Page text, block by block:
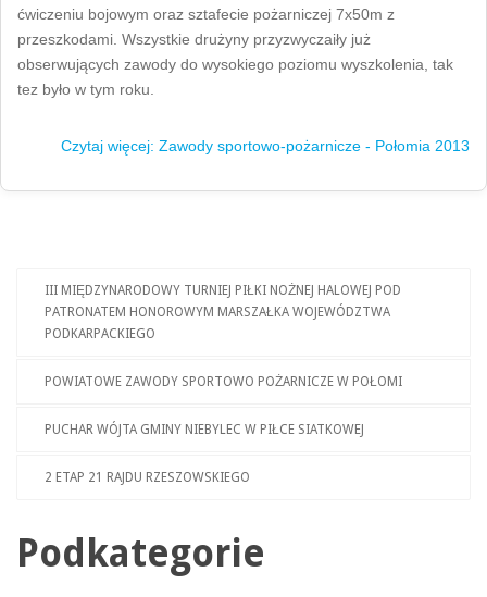
ćwiczeniu bojowym oraz sztafecie pożarniczej 7x50m z
przeszkodami. Wszystkie drużyny przyzwyczaiły już
obserwujących zawody do wysokiego poziomu wyszkolenia, tak
tez było w tym roku.
Czytaj więcej: Zawody sportowo-pożarnicze - Połomia 2013
III MIĘDZYNARODOWY TURNIEJ PIŁKI NOŻNEJ HALOWEJ POD
PATRONATEM HONOROWYM MARSZAŁKA WOJEWÓDZTWA
PODKARPACKIEGO
POWIATOWE ZAWODY SPORTOWO POŻARNICZE W POŁOMI
PUCHAR WÓJTA GMINY NIEBYLEC W PIŁCE SIATKOWEJ
2 ETAP 21 RAJDU RZESZOWSKIEGO
Podkategorie